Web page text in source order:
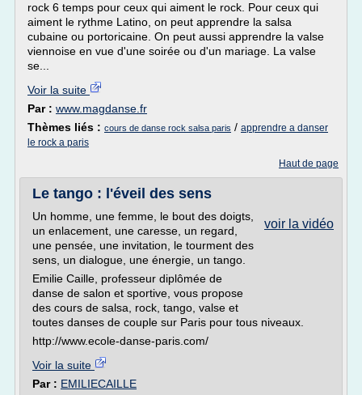
rock 6 temps pour ceux qui aiment le rock. Pour ceux qui
aiment le rythme Latino, on peut apprendre la salsa
cubaine ou portoricaine. On peut aussi apprendre la valse
viennoise en vue d'une soirée ou d'un mariage. La valse
se...
Voir la suite
Par : www.magdanse.fr
Thèmes liés : cours de danse rock salsa paris / apprendre a danser
le rock a paris
Haut de page
Le tango : l'éveil des sens
voir la vidéo
Un homme, une femme, le bout des doigts,
un enlacement, une caresse, un regard,
une pensée, une invitation, le tourment des
sens, un dialogue, une énergie, un tango.
Emilie Caille, professeur diplômée de
danse de salon et sportive, vous propose
des cours de salsa, rock, tango, valse et
toutes danses de couple sur Paris pour tous niveaux.
http://www.ecole-danse-paris.com/
Voir la suite
Par : EMILIECAILLE